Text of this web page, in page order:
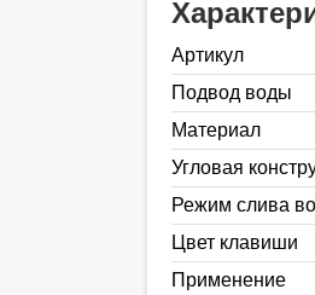
Артикул
Подвод воды
Материал
Угловая
Режим слива
Цвет клавиши
Применение